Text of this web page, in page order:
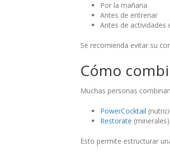
Por la mañana
Antes de entrenar
Antes de actividades
Se recomienda evitar su
Cómo
Muchas personas combinan
PowerCocktail
Restorate (minerales)
Esto permite estructurar